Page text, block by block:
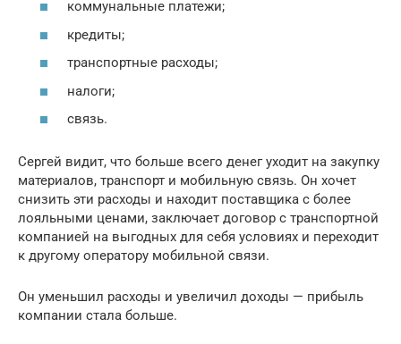
коммунальные платежи;
кредиты;
транспортные расходы;
налоги;
связь.
Сергей видит, что больше всего денег уходит на закупку
материалов, транспорт и мобильную связь. Он хочет
снизить эти расходы и находит поставщика с более
лояльными ценами, заключает договор с транспортной
компанией на выгодных для себя условиях и переходит
к другому оператору мобильной связи.
Он уменьшил расходы и увеличил доходы — прибыль
компании стала больше.